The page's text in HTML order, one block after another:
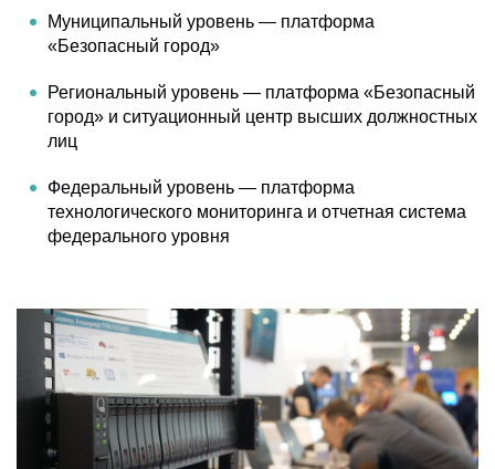
Муниципальный уровень — платформа
«Безопасный город»
Региональный уровень — платформа «Безопасный
город» и ситуационный центр высших должностных
лиц
Федеральный уровень — платформа
технологического мониторинга и отчетная система
федерального уровня